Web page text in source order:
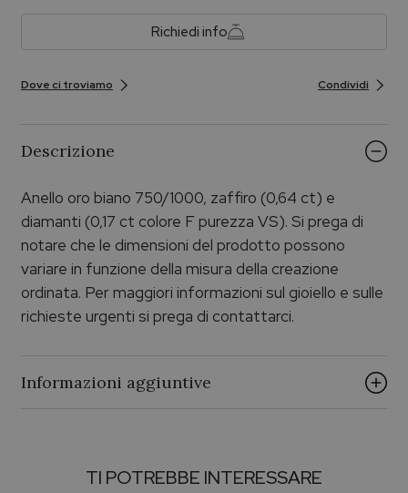
Richiedi info
Dove ci troviamo Condividi
Descrizione
Anello oro biano 750/1000, zaffiro (0,64 ct) e
diamanti (0,17 ct colore F purezza VS). Si prega di
notare che le dimensioni del prodotto possono
variare in funzione della misura della creazione
ordinata. Per maggiori informazioni sul gioiello e sulle
richieste urgenti si prega di contattarci.
Informazioni aggiuntive
PALUMBO & GIGANTE
TI POTREBBE INTERESSARE